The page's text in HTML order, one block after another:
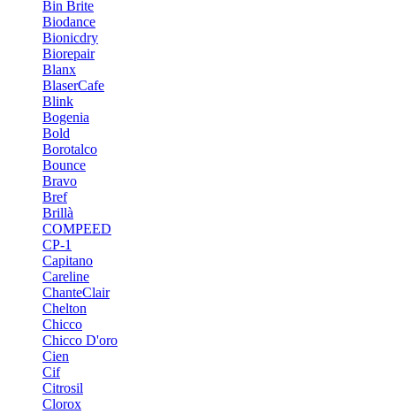
Bin Brite
Biodance
Bionicdry
Biorepair
Blanx
BlaserCafe
Blink
Bogenia
Bold
Borotalco
Bounce
Bravo
Bref
Brillà
COMPEED
CP-1
Capitano
Careline
ChanteСlair
Chelton
Chicco
Chicco D'oro
Cien
Cif
Citrosil
Clorox